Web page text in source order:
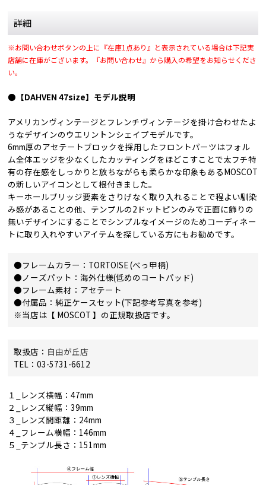
詳細
※お問い合わせボタンの上に『在庫1点あり』と表示されている場合は下記実
店舗に在庫がございます。『お問い合わせ』から購入の希望をお知らせくださ
い。
●【DAHVEN 47size】モデル説明
アメリカンヴィンテージとフレンチヴィンテージを掛け合わせたよ
うなデザインのウエリントンシェイプモデルです。
6mm厚のアセテートブロックを採用したフロントパーツはフォル
ム全体エッジを少なくしたカッティングをほどこすことで太フチ特
有の存在感をしっかりと放ちながらも柔らかな印象もあるMOSCOT
の新しいアイコンとして根付きました。
キーホールブリッジ要素をさりげなく取り入れることで程よい馴染
み感があることの他、テンプルの2ドットピンのみで正面に飾りの
無いデザインにすることでシンプルなイメージのためコーディネー
トに取り入れやすいアイテムを探している方にもお勧めです。
●フレームカラー：TORTOISE (べっ甲柄)
●ノーズパット：海外仕様(低めのコートパッド)
●フレーム素材：アセテート
●付属品：純正ケースセット(下記参考写真を参考)
※当店は【 MOSCOT 】の正規取扱店です。
取扱店： 自由が丘店
TEL：03-5731-6612
１_レンズ横幅：47mm
２_レンズ縦幅：39mm
３_レンズ間距離：24mm
４_フレーム横幅：146mm
５_テンプル長さ：151mm